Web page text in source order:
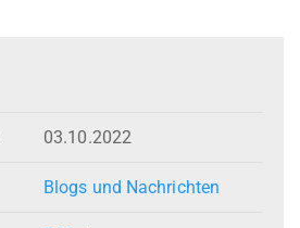
03.10.2022
Blogs und Nachrichten